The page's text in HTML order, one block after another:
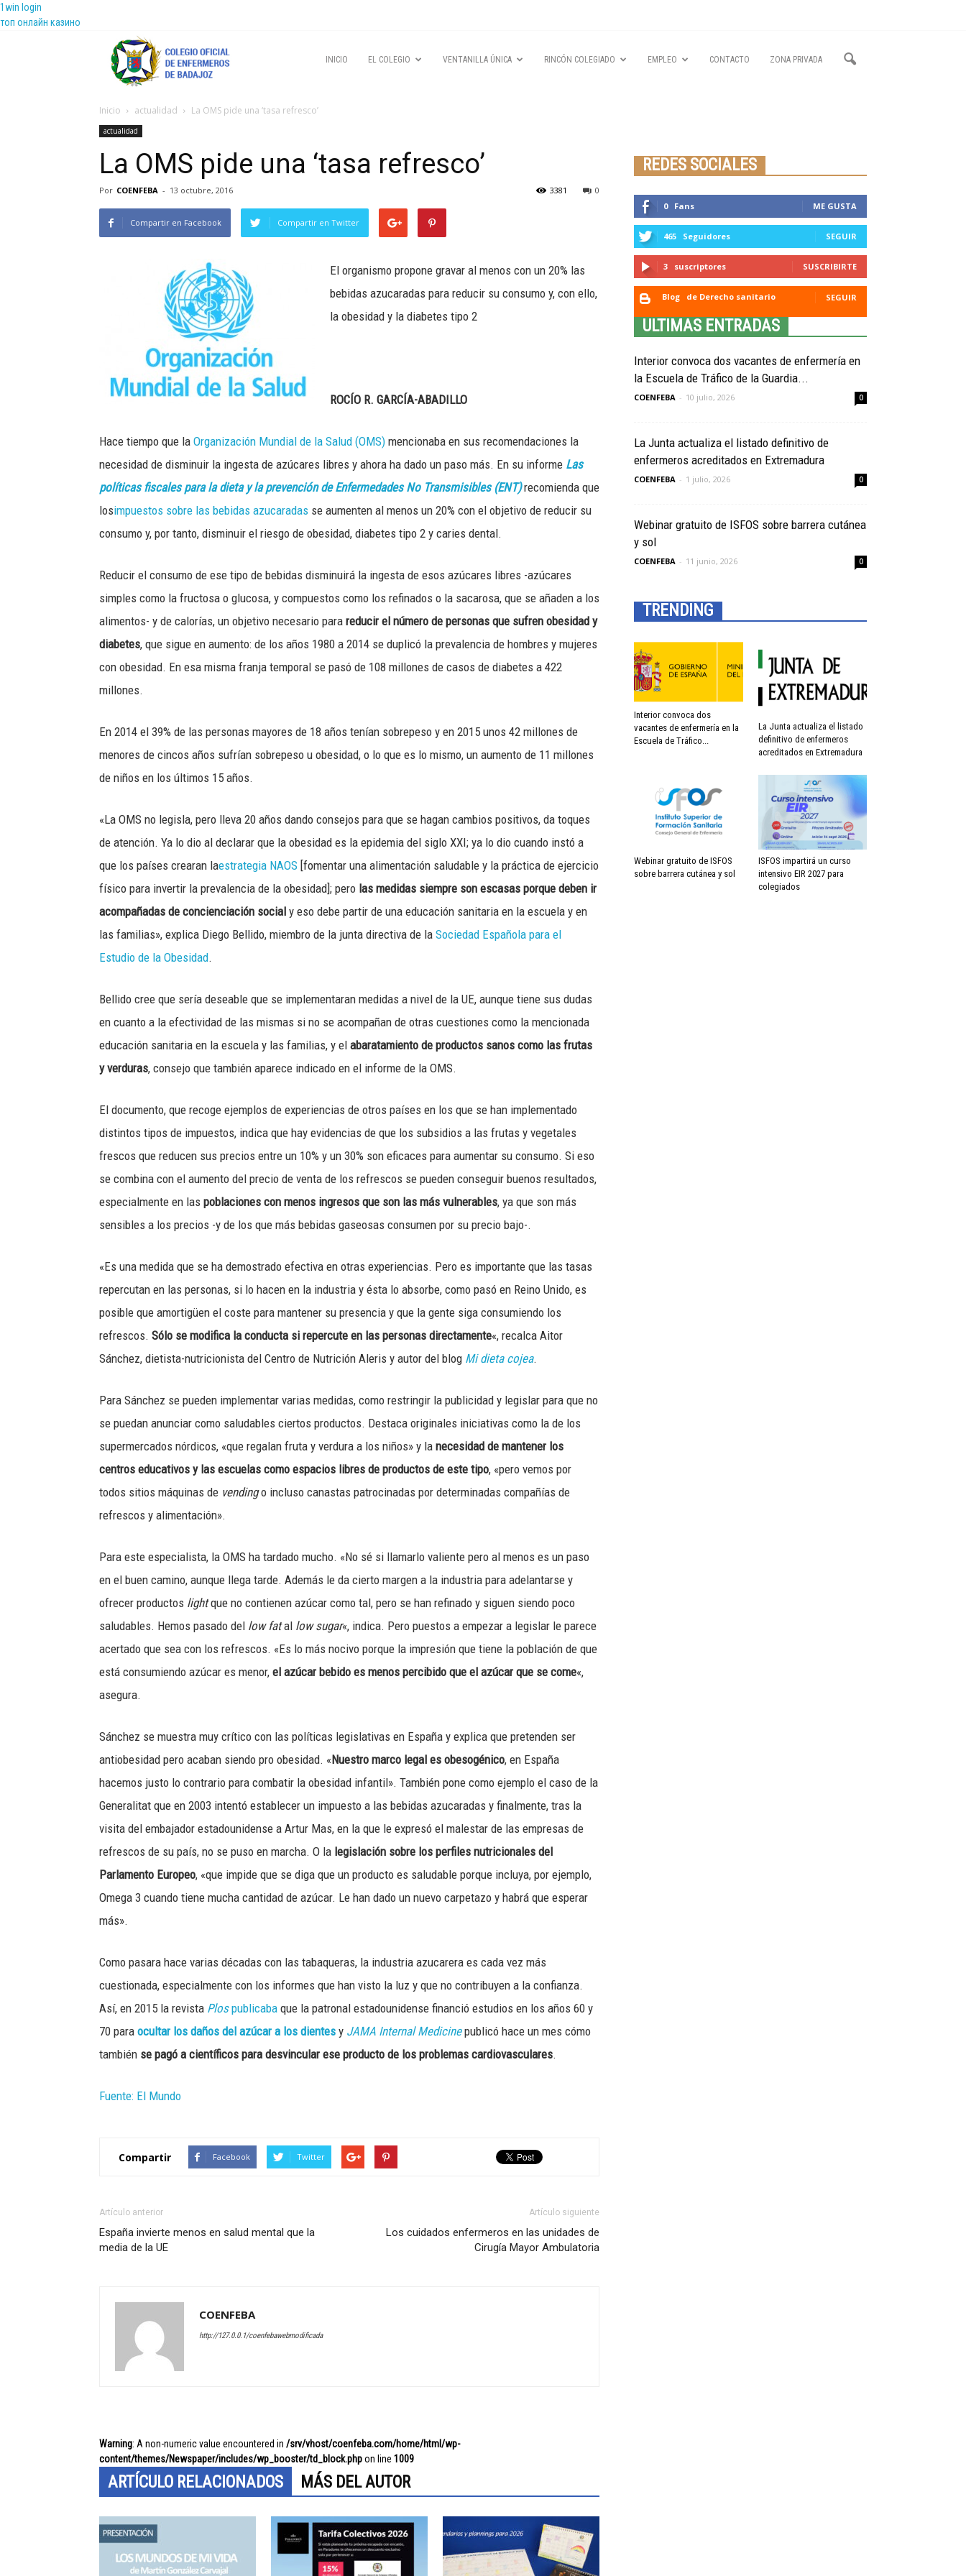
1win login
топ онлайн казино
INICIO EL COLEGIO VENTANILLA ÚNICA RINCÓN COLEGIADO EMPLEO CONTACTO ZONA PRIVADA
Inicio actualidad La OMS pide una ‘tasa refresco’
actualidad
La OMS pide una ‘tasa refresco’
Por COENFEBA - 13 octubre, 2016 0
3381
Compartir en Facebook Compartir en Twitter
El organismo propone gravar al menos con un 20% las
bebidas azucaradas para reducir su consumo y, con ello,
la obesidad y la diabetes tipo 2
ROCÍO R. GARCÍA-ABADILLO
Hace tiempo que la Organización Mundial de la Salud (OMS) mencionaba en sus recomendaciones la
necesidad de disminuir la ingesta de azúcares libres y ahora ha dado un paso más. En su informe Las
políticas fiscales para la dieta y la prevención de Enfermedades No Transmisibles (ENT)recomienda que
losimpuestos sobre las bebidas azucaradas se aumenten al menos un 20% con el objetivo de reducir su
consumo y, por tanto, disminuir el riesgo de obesidad, diabetes tipo 2 y caries dental.
Reducir el consumo de ese tipo de bebidas disminuirá la ingesta de esos azúcares libres -azúcares
simples como la fructosa o glucosa, y compuestos como los refinados o la sacarosa, que se añaden a los
alimentos- y de calorías, un objetivo necesario para reducir el número de personas que sufren obesidad y
diabetes, que sigue en aumento: de los años 1980 a 2014 se duplicó la prevalencia de hombres y mujeres
con obesidad. En esa misma franja temporal se pasó de 108 millones de casos de diabetes a 422
millones.
En 2014 el 39% de las personas mayores de 18 años tenían sobrepeso y en 2015 unos 42 millones de
menores de cincos años sufrían sobrepeso u obesidad, o lo que es lo mismo, un aumento de 11 millones
de niños en los últimos 15 años.
«La OMS no legisla, pero lleva 20 años dando consejos para que se hagan cambios positivos, da toques
de atención. Ya lo dio al declarar que la obesidad es la epidemia del siglo XXI; ya lo dio cuando instó a
que los países crearan laestrategia NAOS [fomentar una alimentación saludable y la práctica de ejercicio
físico para invertir la prevalencia de la obesidad]; pero las medidas siempre son escasas porque deben ir
acompañadas de concienciación social y eso debe partir de una educación sanitaria en la escuela y en
las familias», explica Diego Bellido, miembro de la junta directiva de la Sociedad Española para el
Estudio de la Obesidad.
Bellido cree que sería deseable que se implementaran medidas a nivel de la UE, aunque tiene sus dudas
en cuanto a la efectividad de las mismas si no se acompañan de otras cuestiones como la mencionada
educación sanitaria en la escuela y las familias, y el abaratamiento de productos sanos como las frutas
y verduras, consejo que también aparece indicado en el informe de la OMS.
El documento, que recoge ejemplos de experiencias de otros países en los que se han implementado
distintos tipos de impuestos, indica que hay evidencias de que los subsidios a las frutas y vegetales
frescos que reducen sus precios entre un 10% y un 30% son eficaces para aumentar su consumo. Si eso
se combina con el aumento del precio de venta de los refrescos se pueden conseguir buenos resultados,
especialmente en las poblaciones con menos ingresos que son las más vulnerables, ya que son más
sensibles a los precios -y de los que más bebidas gaseosas consumen por su precio bajo-.
«Es una medida que se ha demostrado efectiva en otras experiencias. Pero es importante que las tasas
repercutan en las personas, si lo hacen en la industria y ésta lo absorbe, como pasó en Reino Unido, es
posible que amortigüen el coste para mantener su presencia y que la gente siga consumiendo los
refrescos. Sólo se modifica la conducta si repercute en las personas directamente«, recalca Aitor
Sánchez, dietista-nutricionista del Centro de Nutrición Aleris y autor del blog Mi dieta cojea.
Para Sánchez se pueden implementar varias medidas, como restringir la publicidad y legislar para que no
se puedan anunciar como saludables ciertos productos. Destaca originales iniciativas como la de los
supermercados nórdicos, «que regalan fruta y verdura a los niños» y la necesidad de mantener los
centros educativos y las escuelas como espacios libres de productos de este tipo, «pero vemos por
todos sitios máquinas de vendingo incluso canastas patrocinadas por determinadas compañías de
refrescos y alimentación».
Para este especialista, la OMS ha tardado mucho. «No sé si llamarlo valiente pero al menos es un paso
en el buen camino, aunque llega tarde. Además le da cierto margen a la industria para adelantarse y
ofrecer productos lightque no contienen azúcar como tal, pero se han refinado y siguen siendo poco
saludables. Hemos pasado del low fatal low sugar«, indica. Pero puestos a empezar a legislar le parece
acertado que sea con los refrescos. «Es lo más nocivo porque la impresión que tiene la población de que
está consumiendo azúcar es menor, el azúcar bebido es menos percibido que el azúcar que se come«,
asegura.
Sánchez se muestra muy crítico con las políticas legislativas en España y explica que pretenden ser
antiobesidad pero acaban siendo pro obesidad. «Nuestro marco legal es obesogénico, en España
hacemos justo lo contrario para combatir la obesidad infantil». También pone como ejemplo el caso de la
Generalitat que en 2003 intentó establecer un impuesto a las bebidas azucaradas y finalmente, tras la
visita del embajador estadounidense a Artur Mas, en la que le expresó el malestar de las empresas de
refrescos de su país, no se puso en marcha. O la legislación sobre los perfiles nutricionales del
Parlamento Europeo, «que impide que se diga que un producto es saludable porque incluya, por ejemplo,
Omega 3 cuando tiene mucha cantidad de azúcar. Le han dado un nuevo carpetazo y habrá que esperar
más».
Como pasara hace varias décadas con las tabaqueras, la industria azucarera es cada vez más
cuestionada, especialmente con los informes que han visto la luz y que no contribuyen a la confianza.
Así, en 2015 la revista Plospublicaba que la patronal estadounidense financió estudios en los años 60 y
70 para ocultar los daños del azúcar a los dientes y JAMA Internal Medicinepublicó hace un mes cómo
también se pagó a científicos para desvincular ese producto de los problemas cardiovasculares.
Fuente: El Mundo
Compartir Facebook Twitter
Artículo anterior
España invierte menos en salud mental que la
media de la UE
Artículo siguiente
Los cuidados enfermeros en las unidades de
Cirugía Mayor Ambulatoria
COENFEBA
http://127.0.0.1/coenfebawebmodificada
Warning: A non-numeric value encountered in /srv/vhost/coenfeba.com/home/html/wp-
content/themes/Newspaper/includes/wp_booster/td_block.phpon line 1009
ARTÍCULO RELACIONADOS MÁS DEL AUTOR
REDES SOCIALES
0 Fans ME GUSTA
465 Seguidores SEGUIR
3 suscriptores SUSCRIBIRTE
Blog de Derecho sanitario SEGUIR
ULTIMAS ENTRADAS
Interior convoca dos vacantes de enfermería en
la Escuela de Tráfico de la Guardia...
COENFEBA - 10 julio, 2026 0
La Junta actualiza el listado definitivo de
enfermeros acreditados en Extremadura
COENFEBA - 1 julio, 2026 0
Webinar gratuito de ISFOS sobre barrera cutánea
y sol
COENFEBA - 11 junio, 2026 0
TRENDING
Interior convoca dos
vacantes de enfermería en la
Escuela de Tráfico...
La Junta actualiza el listado
definitivo de enfermeros
acreditados en Extremadura
Webinar gratuito de ISFOS
sobre barrera cutánea y sol
ISFOS impartirá un curso
intensivo EIR 2027 para
colegiados